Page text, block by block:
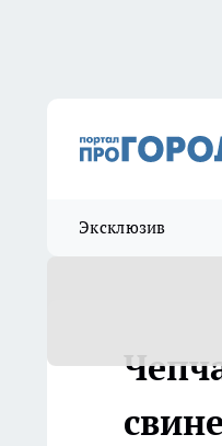
Эксклюзив